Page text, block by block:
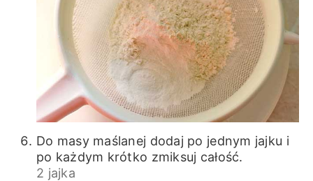
Do masy maślanej dodaj po jednym jajku i
po każdym krótko zmiksuj całość.
2 jajka